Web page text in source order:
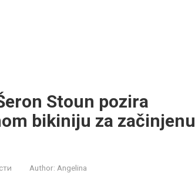
Stoun pozira
bikiniju za začinjenu
Author: Angelina